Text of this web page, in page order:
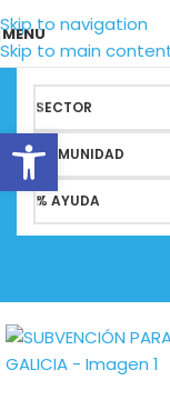
Skip to navigation
Skip to main
MENU
SECTOR
COMUNIDAD
% AYUDA
Abrir barra de